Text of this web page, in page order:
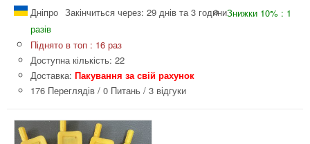
Дніпро Закінчиться через: 29 днів та 3 годиниЗнижки 10% : 1
разів
Піднято в топ : 16 раз
Доступна кількість: 22
Доставка: Пакування за свій рахунок
176 Переглядів / 0 Питань / 3 відгуки